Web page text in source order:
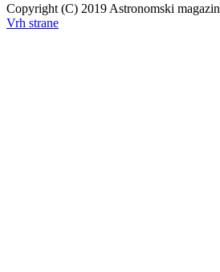
Copyright (C) 2019 Astronomski magazin
Vrh strane